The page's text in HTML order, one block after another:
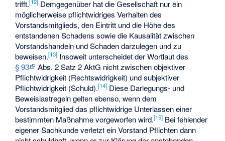
trifft.
Demgegenüber hat die Gesellschaft nur ein
möglicherweise pflichtwidriges Verhalten des
Vorstandsmitglieds, den Eintritt und die Höhe des
entstandenen Schadens sowie die Kausalität zwischen
Vorstandshandeln und Schaden darzulegen und zu
beweisen.[13] Insoweit unterscheidet der Wortlaut des
§ 93
Abs. 2 Satz 2 AktG nicht zwischen objektiver
Pflichtwidrigkeit (Rechtswidrigkeit) und subjektiver
Pflichtwidrigkeit (Schuld).[14] Diese Darlegungs- und
Beweislastregeln gelten ebenso, wenn dem
Vorstandsmitglied das pflichtwidrige Unterlassen einer
bestimmten Maßnahme vorgeworfen wird.[15] Bei fehlender
eigener Sachkunde verletzt ein Vorstand Pflichten dann